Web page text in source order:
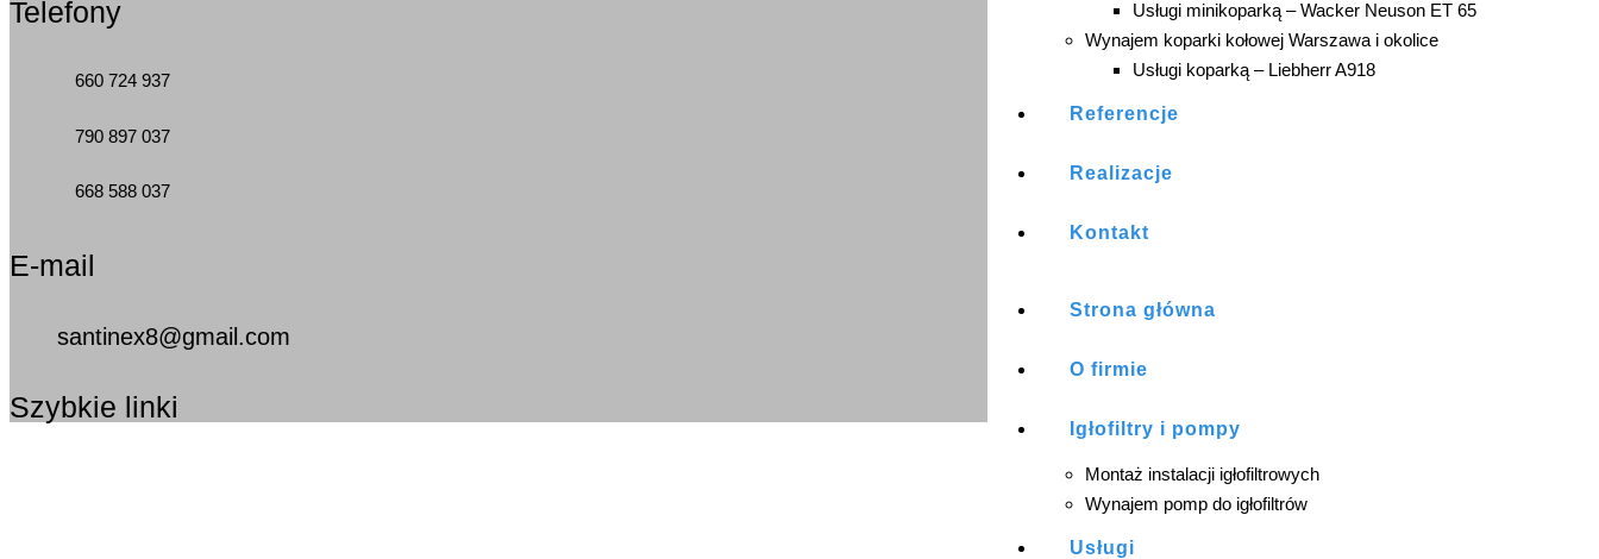
Usługi minikoparką – Wacker Neuson ET 65
Wynajem koparki kołowej Warszawa i okolice
Usługi koparką – Liebherr A918
Referencje
Realizacje
Kontakt
Strona główna
O firmie
Igłofiltry i pompy
Montaż instalacji igłofiltrowych
Wynajem pomp do igłofiltrów
Usługi
Telefony
660 724 937
790 897 037
668 588 037
E-mail
santinex8@gmail.com
Szybkie linki